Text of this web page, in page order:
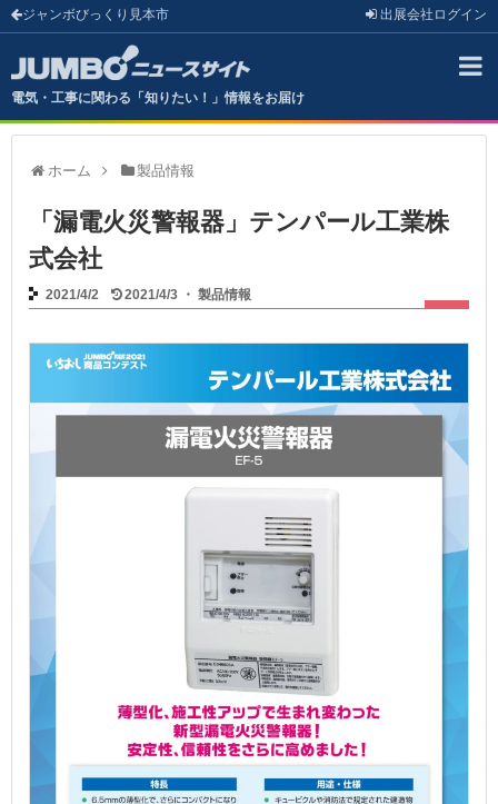
ジャンボびっくり見本市 出展会社 ログイン
電気・工事に関わる「知りたい！」情報をお届け
ホーム 製品情報
「漏電火災警報器」テンパール工業株
式会社
2021/4/2 2021/4/3 ・製品情報